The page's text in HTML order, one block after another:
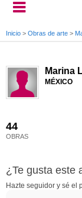
Inicio > Obras de arte >
Marina
MÉXICO
44
OBRAS
¿Te gusta este
Hazte seguidor y sé el